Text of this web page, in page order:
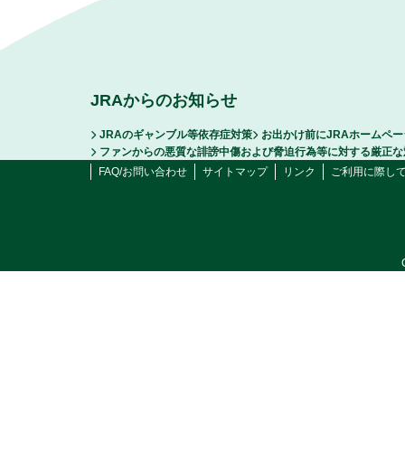
JRAからのお知らせ
JRAのギャンブル等依存症対策
お出かけ前にJRAホームペ
ファンからの悪質な誹謗中傷および脅迫行為等に対する厳正
FAQ/お問い合わせ
サイトマップ リンク ご利用に際し